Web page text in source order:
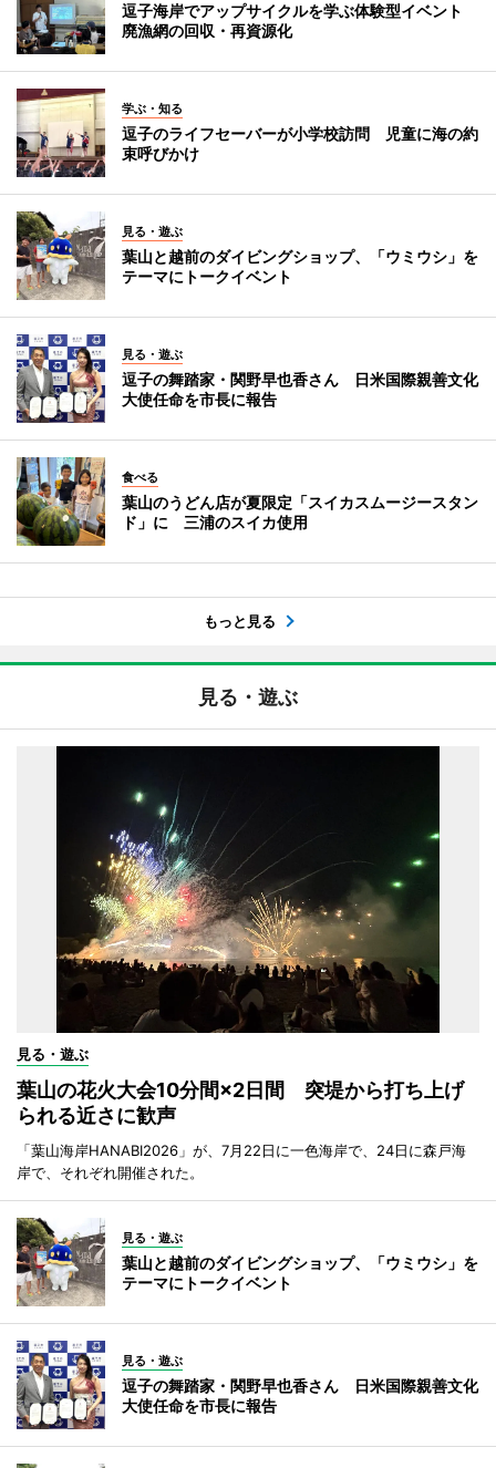
逗子海岸でアップサイクルを学ぶ体験型イベント
廃漁網の回収・再資源化
学ぶ・知る
逗子のライフセーバーが小学校訪問 児童に海の約
束呼びかけ
見る・遊ぶ
葉山と越前のダイビングショップ、「ウミウシ」を
テーマにトークイベント
見る・遊ぶ
逗子の舞踏家・関野早也香さん 日米国際親善文化
大使任命を市長に報告
食べる
葉山のうどん店が夏限定「スイカスムージースタン
ド」に 三浦のスイカ使用
もっと見る
見る・遊ぶ
見る・遊ぶ
葉山の花火大会10分間×2日間 突堤から打ち上げ
られる近さに歓声
「葉山海岸HANABI2026」が、7月22日に一色海岸で、24日に森戸海
岸で、それぞれ開催された。
見る・遊ぶ
葉山と越前のダイビングショップ、「ウミウシ」を
テーマにトークイベント
見る・遊ぶ
逗子の舞踏家・関野早也香さん 日米国際親善文化
大使任命を市長に報告